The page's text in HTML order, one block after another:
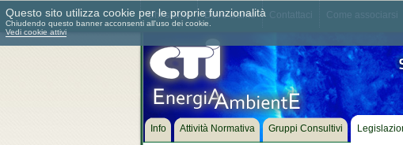
Chi siamo Dove siamo
Info Attività Normativa Gruppi Consultivi
Questo sito utilizza cookie per le proprie funzionalità
Chiudendo questo banner acconsenti all'uso dei cookie.
Vedi cookie attivi